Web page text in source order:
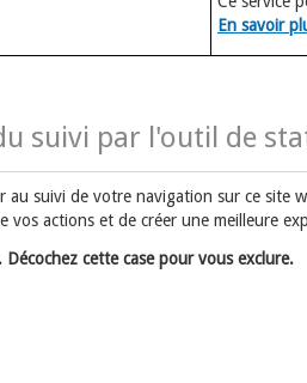
En savoir
suivi par l'outil de
au suivi de votre navigation sur ce site
vos actions et de créer une meilleure
Décochez cette case pour vous exclure.